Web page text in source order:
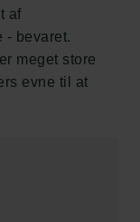
af
- bevaret.
meget store
evne til at